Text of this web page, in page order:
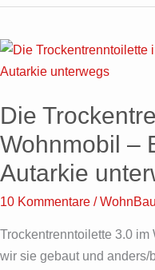
Die
Wohnmobil –
Autarkie
10 Kommentare /
Trockentrenntoilette 3.0
wir sie gebaut und anders/
Die
Trockentrenntoilette
Wohnmobil
–
Ein
großes
Stück
unterwegs